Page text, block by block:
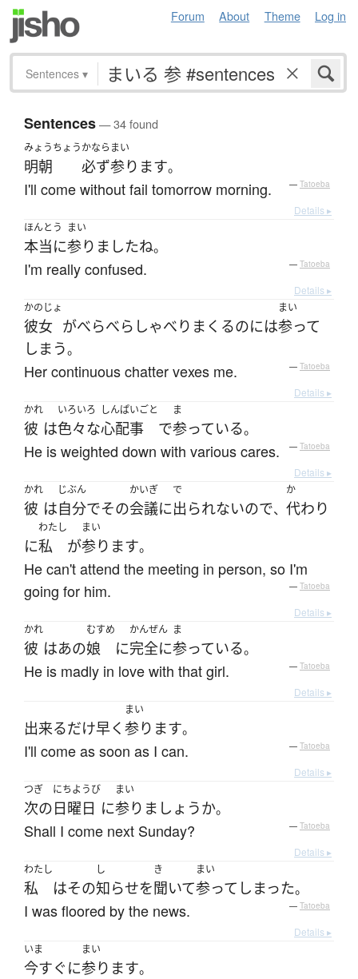
Forum About Theme Log in
Sentences ▾
Sentences— 34 found
みょうちょう
明朝
かなら
必ず
まい
参ります。
I'll come without fail tomorrow morning. — Tatoeba
Details ▸
ほんとう
本当に
まい
参りましたね。
I'm really confused. — Tatoeba
Details ▸
かのじょ
彼女 がべらべら しゃべり まくるのには
まい
参って
しまう。
Her continuous chatter vexes me. — Tatoeba
Details ▸
かれ
彼 は
いろいろ
色々な
しんぱいごと
心配事 で
ま
参っている。
He is weighted down with various cares. — Tatoeba
Details ▸
かれ
彼 は
じぶん
自分でその
かいぎ
会議に
で
出られないので、
か
代わり
に
わたし
私 が
まい
参ります。
He can't attend the meeting in person, so I'm
going for him.
— Tatoeba
Details ▸
かれ
彼 はあの
むすめ
娘 に
かんぜん
完全に
ま
参っている。
He is madly in love with that girl. — Tatoeba
Details ▸
出来るだけ早く
まい
参ります。
I'll come as soon as I can. — Tatoeba
Details ▸
つぎ
次の
にちようび
日曜日 に
まい
参り ましょうか。
Shall I come next Sunday? — Tatoeba
Details ▸
わたし
私 はその
し
知らせを
き
聞いて
まい
参って しまった。
I was floored by the news. — Tatoeba
Details ▸
いま
今すぐ に
まい
参ります。